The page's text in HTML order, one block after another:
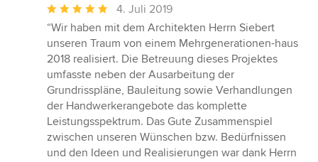
Durchschnittliche
Bewertung:
5
von
5
Sternen
4. Juli 2019
“Wir haben mit dem Architekten Herrn Siebert
unseren Traum von einem Mehrgenerationen-haus
2018 realisiert. Die Betreuung dieses Projektes
umfasste neben der Ausarbeitung der
Grundrisspläne, Bauleitung sowie Verhandlungen
der Handwerkerangebote das komplette
Leistungsspektrum. Das Gute Zusammenspiel
zwischen unseren Wünschen bzw. Bedürfnissen
und den Ideen und Realisierungen war dank Herrn